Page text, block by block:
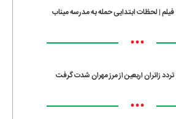
فیلم | لحظات ابتدایی حمله به مدرسه میناب
•••
تردد زائران اربعین از مرز مهران شدت گرفت
•••